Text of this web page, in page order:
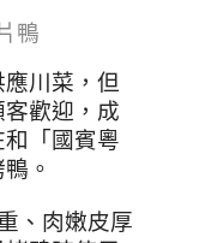
鴨
應川菜，但
歡迎，成
「 國賓粵
。
、肉嫩皮厚